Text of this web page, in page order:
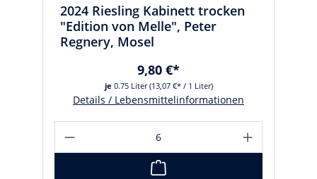
2024 Riesling Kabinett trocken
"Edition von Melle", Peter
Regnery, Mosel
je 0.75 Liter(13,07 €* / 1 Liter)
9,80 €*
Details / Lebensmittelinformationen